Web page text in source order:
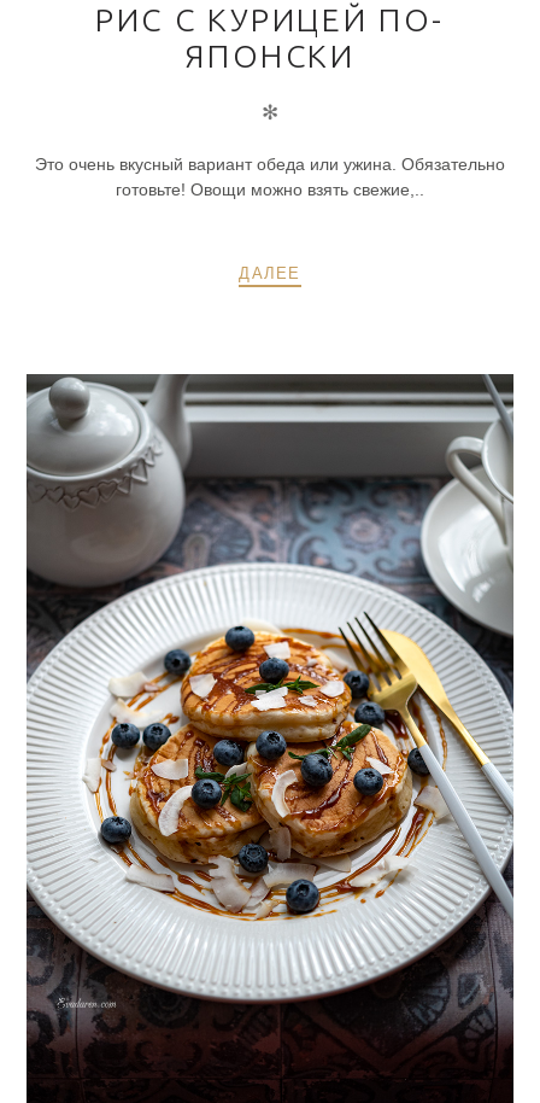
РИС С КУРИЦЕЙ ПО-
ЯПОНСКИ
✻
Это очень вкусный вариант обеда или ужина. Обязательно
готовьте! Овощи можно взять свежие,..
ДАЛЕЕ